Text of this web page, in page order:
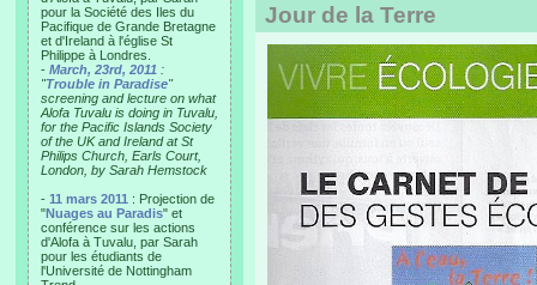
pour la Société des Iles du
Pacifique de Grande Bretagne
et d'Ireland à l'église St
Philippe à Londres.
- March, 23rd, 2011 :
"Trouble in Paradise"
screening and lecture on what
Alofa Tuvalu is doing in Tuvalu,
for the Pacific Islands Society
of the UK and Ireland at St
Philips Church, Earls Court,
London, by Sarah Hemstock
- 11 mars 2011 : Projection de
"Nuages au Paradis" et
conférence sur les actions
d'Alofa à Tuvalu, par Sarah
pour les étudiants de
l'Université de Nottingham
Jour de la Terre